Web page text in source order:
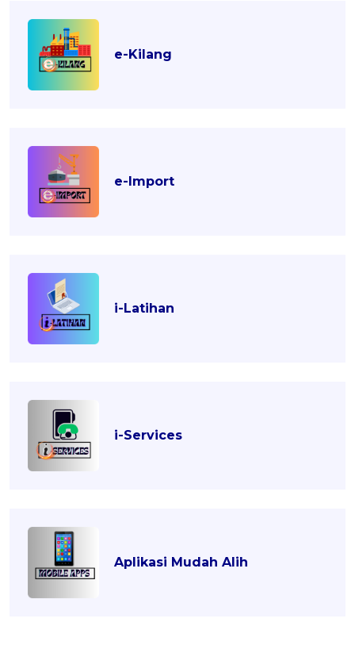
e-Kilang
e-Import
i-Latihan
i-Services
Aplikasi Mudah Alih